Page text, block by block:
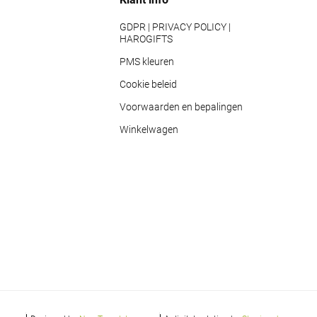
GDPR | PRIVACY POLICY |
HAROGIFTS
PMS kleuren
Cookie beleid
Voorwaarden en bepalingen
Winkelwagen